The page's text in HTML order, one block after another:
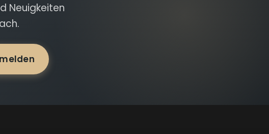
Neuigkeiten